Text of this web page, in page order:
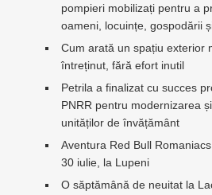
pompieri mobilizați pentru a
oameni, locuințe, gospodării
Cum arată un spațiu exterior
întreținut, fără efort inutil
Petrila a finalizat cu succes
PNRR pentru modernizarea
unităților de învățământ
Aventura Red Bull
30 iulie, la Lupeni
O săptămână de neuitat la